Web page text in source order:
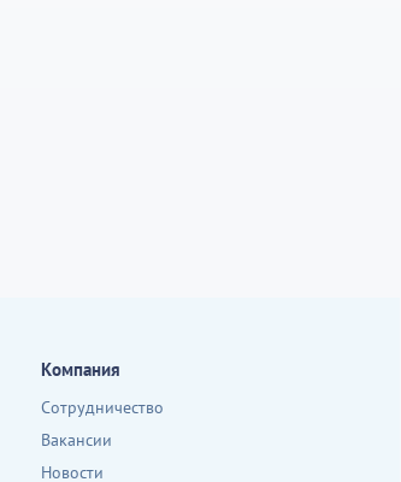
Компания
Сотрудничество
Вакансии
Новости